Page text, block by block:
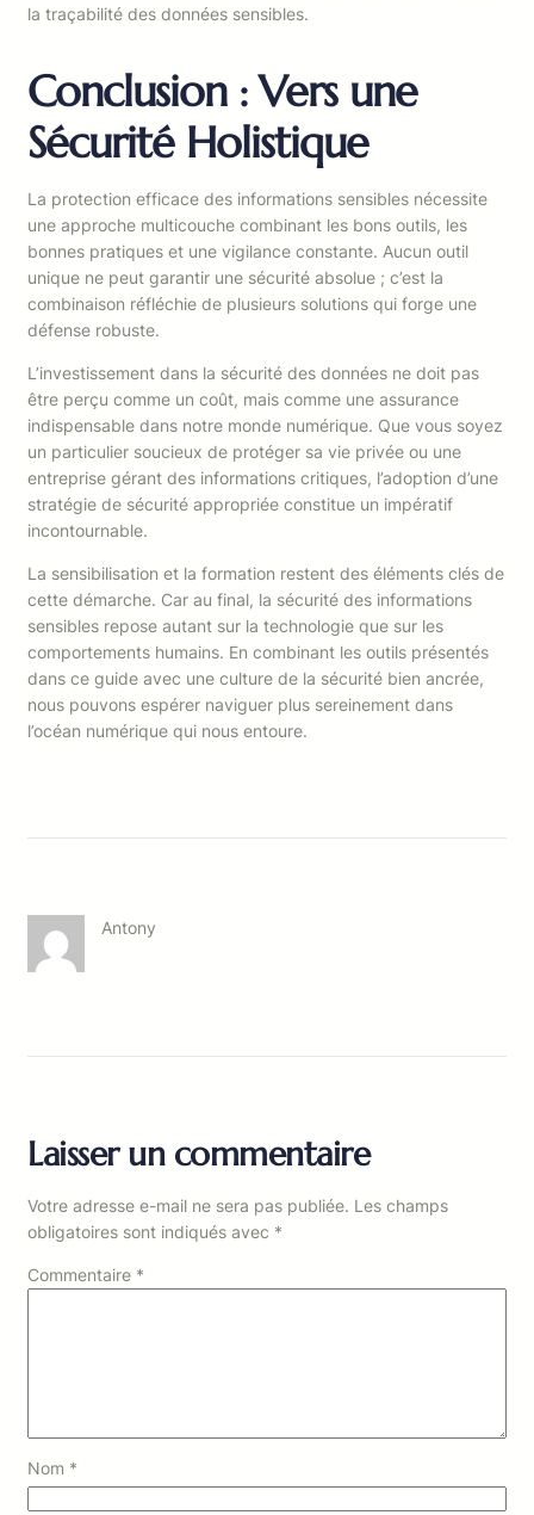
la traçabilité des données sensibles.
Conclusion : Vers une
Sécurité Holistique
La protection efficace des informations sensibles nécessite
une approche multicouche combinant les bons outils, les
bonnes pratiques et une vigilance constante. Aucun outil
unique ne peut garantir une sécurité absolue ; c’est la
combinaison réfléchie de plusieurs solutions qui forge une
défense robuste.
L’investissement dans la sécurité des données ne doit pas
être perçu comme un coût, mais comme une assurance
indispensable dans notre monde numérique. Que vous soyez
un particulier soucieux de protéger sa vie privée ou une
entreprise gérant des informations critiques, l’adoption d’une
stratégie de sécurité appropriée constitue un impératif
incontournable.
La sensibilisation et la formation restent des éléments clés de
cette démarche. Car au final, la sécurité des informations
sensibles repose autant sur la technologie que sur les
comportements humains. En combinant les outils présentés
dans ce guide avec une culture de la sécurité bien ancrée,
nous pouvons espérer naviguer plus sereinement dans
l’océan numérique qui nous entoure.
Antony
Laisser un commentaire
Votre adresse e-mail ne sera pas publiée. Les champs
obligatoires sont indiqués avec *
Commentaire *
Nom *